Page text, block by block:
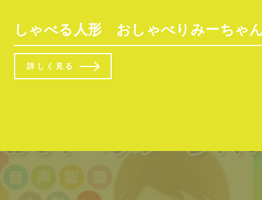
しゃべる人形 おしゃべりみーちゃ
詳しく見る